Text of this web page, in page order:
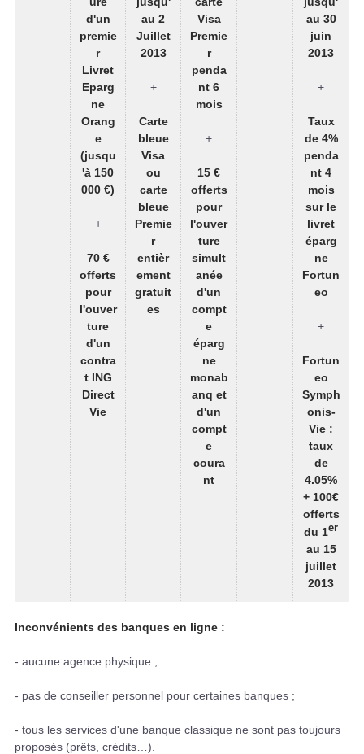
d'un
premie
r
Livret
Eparg
ne
Orang
e
(jusqu
'à 150
000 €)
+
70 €
offerts
pour
l'ouver
ture
d'un
contra
t ING
Direct
Vie
au 2
Juillet
2013
+
Carte
bleue
Visa
ou
carte
bleue
Premie
r
entièr
ement
gratuit
es
Visa
Premie
r
penda
nt 6
mois
+
15 €
offerts
pour
l'ouver
ture
simult
anée
d'un
compt
e
éparg
ne
monab
anq et
d'un
compt
e
coura
nt
au 30
juin
2013
+
Taux
de 4%
penda
nt 4
mois
sur le
livret
éparg
ne
Fortun
eo
+
Fortun
eo
Symph
onis-
Vie :
taux
de
4.05%
+ 100€
offerts
du 1er
au 15
juillet
2013
Inconvénients des banques en ligne :
- aucune agence physique ;
- pas de conseiller personnel pour certaines banques ;
- tous les services d'une banque classique ne sont pas toujours
proposés (prêts, crédits…).